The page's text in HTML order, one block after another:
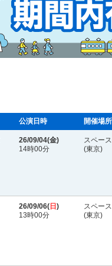
公演日時 開催場所
26/09/04(金)
14時00分
スペー
(東京)
26/09/06( 日 )
13時00分
スペー
(東京)